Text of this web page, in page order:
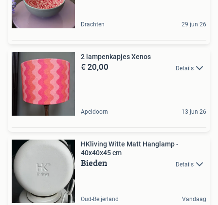
Drachten 29 jun 26
2 lampenkapjes Xenos
€ 20,00 Details
Apeldoorn 13 jun 26
HKliving Witte Matt Hanglamp -
40x40x45 cm
Bieden Details
Oud-Beijerland Vandaag